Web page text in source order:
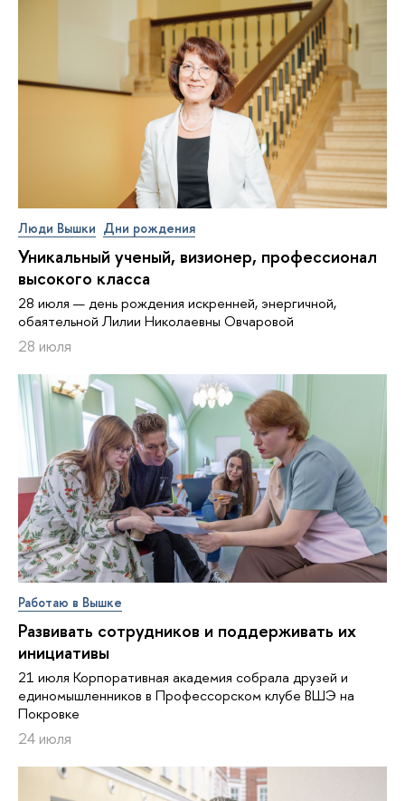
Люди Вышки Дни рождения
Уникальный ученый, визионер, про­фес­си­о­нал
высокого класса
28 июля — день рождения искренней, энергичной,
обаятельной Лилии Николаевны Овчаровой
28 июля
Работаю в Вышке
Развивать сотрудников и поддерживать их
инициативы
21 июля Корпоративная академия собрала друзей и
единомышленников в Профессорском клубе ВШЭ на
Покровке
24 июля